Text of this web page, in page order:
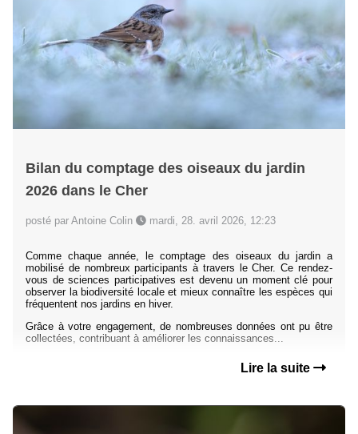
Bilan du comptage des oiseaux du jardin
2026 dans le Cher
posté par Antoine Colin mardi, 28. avril 2026, 12:23
Comme chaque année, le comptage des oiseaux du jardin a
mobilisé de nombreux participants à travers le Cher. Ce rendez-
vous de sciences participatives est devenu un moment clé pour
observer la biodiversité locale et mieux connaître les espèces qui
fréquentent nos jardins en hiver.
Grâce à votre engagement, de nombreuses données ont pu être
collectées, contribuant à améliorer les connaissances...
Lire la suite